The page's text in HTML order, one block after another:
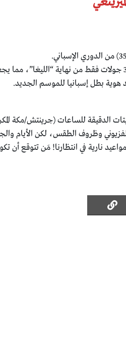
موعد حارق بامتياز؛ كونه يأتي قبل 3 جولات فقط من نهاية
هوية بطل إسبانيا للموسم الجديد.
الدقيقة للساعات (جرينتش/مكة
وظروف الطقس، لكن الأيام
نارية في انتظارنا! مَن تتوقع أن